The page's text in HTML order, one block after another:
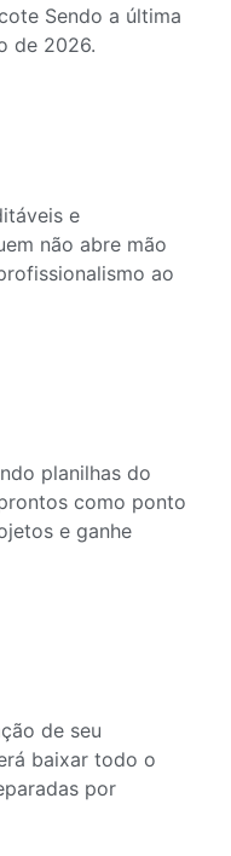
Sendo a última
de 2026.
e
não abre mão
ao
planilhas do
como ponto
e ganhe
de seu
baixar todo o
por